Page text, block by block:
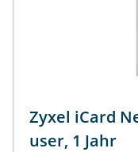
Zyxel iCard
user, 1 Jahr